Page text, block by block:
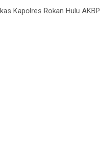
Kapolres Rokan Hulu AKBP